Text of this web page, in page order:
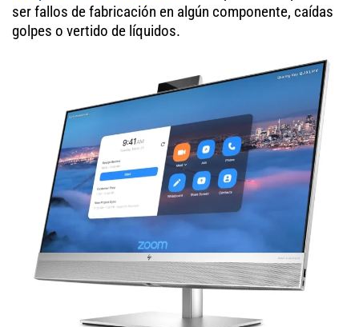
ser fallos de fabricación en algún componente, caídas
golpes o vertido de líquidos.